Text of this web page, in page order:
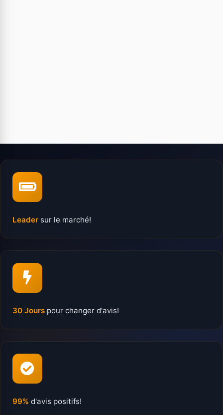
Leader sur le marché!
30 Jours pour changer d'avis!
99% d'avis positifs!